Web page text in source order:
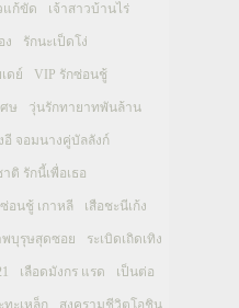
แก้ขัด เจ้าสาวบ้านไร่
ง รักนะเป็ดโง่
ดย์ VIP รักซ่อนชู้
ษ วุ่นรักทายาทพันล้าน
อี จอมนางคู่บัลลังก์
ติ รักนี้เพื่อเธอ
อนชู้ เกาหลี เสือชะนีเก้ง
พบุรุษสุดซอย ระเบิดเถิดเทิง
เลือดมังกร แรด เป็นต่อ
ทะเหล็ก สงครามชีวิตโอชิน